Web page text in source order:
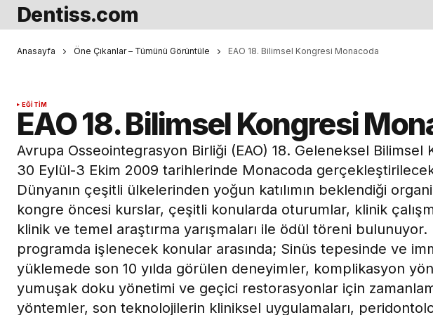
Dentiss.com
Anasayfa Öne Çıkanlar – Tümünü Görüntüle EAO 18. Bilimsel Kongresi Monacoda
EĞITIM
EAO 18. Bilimsel Kongresi
Avrupa Osseointegrasyon Birliği (EAO) 18. Geleneksel Bilimsel
30 Eylül-3 Ekim 2009 tarihlerinde Monacoda
Dünyanın çeşitli ülkelerinden yoğun katılımın beklendiği
kongre öncesi kurslar, çeşitli konularda oturumlar, klinik
klinik ve temel araştırma yarışmaları ile ödül töreni bulunuyor.
programda işlenecek konular arasında; Sinüs tepesinde ve
yüklemede son 10 yılda görülen deneyimler, komplikasyon
yumuşak doku yönetimi ve geçici restorasyonlar için
yöntemler, son teknolojilerin kliniksel uygulamaları,